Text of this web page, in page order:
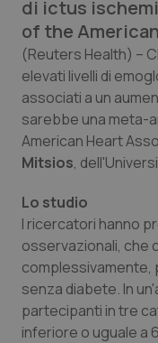
Edizioni Regionali
QS Pro
Professionisti
Abruzzo
Basilicata
Calabria
Campania
QS Pro Gold
Artrite &
Asma & BPCO
Car-T
QS Club
di ictus
of the
(Reuters Health) –
elevati livelli di
associati a un
sarebbe una meta-
American Heart
Mitsios,
Lo studio
I ricercatori hanno
osservazionali, che
complessivamente,
senza diabete. In
partecipanti in tre
inferiore o uguale a